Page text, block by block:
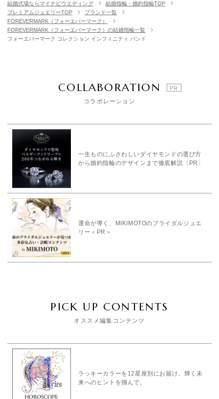
結婚式場ならマイナビウエディング
結婚指輪・婚約指輪TOP
プレミアムジュエリーTOP
ブランド一覧
FOREVERMARK（フォーエバーマーク）
FOREVERMARK（フォーエバーマーク）の結婚指輪一覧
フォーエバーマーク コレクション インフィニティ バンド
COLLABORATION
コラボレーション
一生ものにふさわしいダイヤモンドの選び方
から婚約指輪のデザインまで徹底解説〈PR〉
運命が導く、MIKIMOTOのブライダルジュエ
リー＜PR＞
PICK UP CONTENTS
オススメ編集コンテンツ
ラッキーカラーを12星座別にお届け。輝く未
来へのヒントを掴んで。